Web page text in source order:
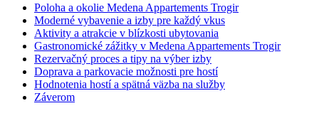
Poloha a⁣ okolie ‌Medena Appartements ⁣Trogir
Moderné vybavenie a izby pre každý vkus
Aktivity a atrakcie v ⁣blízkosti ubytovania
Gastronomické zážitky‌ v Medena Appartements Trogir
Rezervačný proces a ​tipy na⁢ výber⁤ izby
Doprava a parkovacie možnosti ⁣pre hostí
Hodnotenia hostí a spätná väzba na služby
Záverom